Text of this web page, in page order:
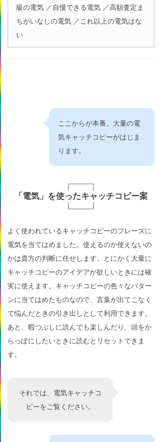
級の電気 ／自慢できる電気 ／高額査定ま
ちがいなしの電気 ／これ以上の電気はな
い
ここからが本番。大量の電
気キャッチコピーがはじま
ります。
「電気」を使ったキャッチコピー案
よく使われているキャッチコピーのフレーズに
電気を当てはめました。使えるのか使えないの
かは貴方の判断に任せします。とにかく大量に
キャッチコピーのアイデアが欲しいときには確
実に使えます。キャッチコピーの色々なパター
ンに当てはめたものなので、言葉が出てこなく
て悩んだときの引き出しとして利用できます。
あと、暇つぶしに読んでも楽しんだり、頭をか
らっぽにしたいときに読むとリセットできま
す。
それでは、電気キャッチコ
ピーをご覧ください。